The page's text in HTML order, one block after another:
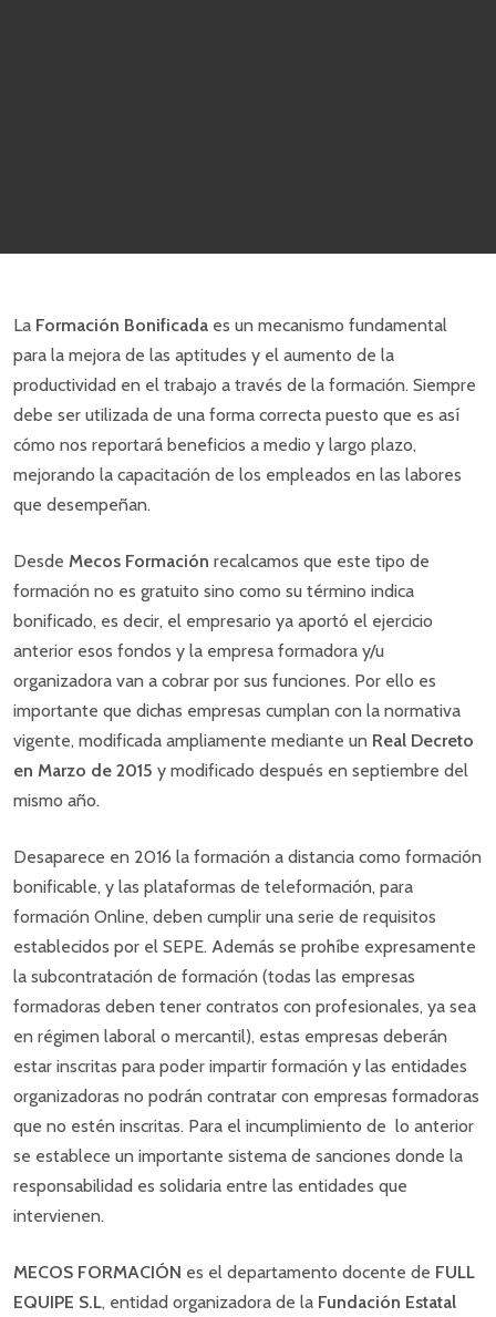
La Formación Bonificada es un mecanismo fundamental
para la mejora de las aptitudes y el aumento de la
productividad en el trabajo a través de la formación. Siempre
debe ser utilizada de una forma correcta puesto que es así
cómo nos reportará beneficios a medio y largo plazo,
mejorando la capacitación de los empleados en las labores
que desempeñan.
Desde Mecos Formación recalcamos que este tipo de
formación no es gratuito sino como su término indica
bonificado, es decir, el empresario ya aportó el ejercicio
anterior esos fondos y la empresa formadora y/u
organizadora van a cobrar por sus funciones. Por ello es
importante que dichas empresas cumplan con la normativa
vigente, modificada ampliamente mediante un Real Decreto
en Marzo de 2015 y modificado después en septiembre del
mismo año.
Desaparece en 2016 la formación a distancia como formación
bonificable, y las plataformas de teleformación, para
formación Online, deben cumplir una serie de requisitos
establecidos por el SEPE. Además se prohíbe expresamente
la subcontratación de formación (todas las empresas
formadoras deben tener contratos con profesionales, ya sea
en régimen laboral o mercantil), estas empresas deberán
estar inscritas para poder impartir formación y las entidades
organizadoras no podrán contratar con empresas formadoras
que no estén inscritas. Para el incumplimiento de lo anterior
se establece un importante sistema de sanciones donde la
responsabilidad es solidaria entre las entidades que
intervienen.
MECOS FORMACIÓN es el departamento docente de FULL
EQUIPE S.L, entidad organizadora de la Fundación Estatal